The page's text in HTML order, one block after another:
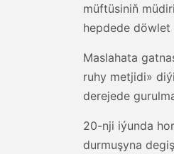
müftüsiniň
hepdede döwlet
Maslahata
ruhy metjidi»
derejede
20-nji iýunda
durmuşyna